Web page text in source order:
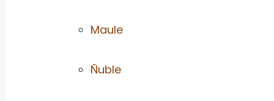
Maule
Ñuble